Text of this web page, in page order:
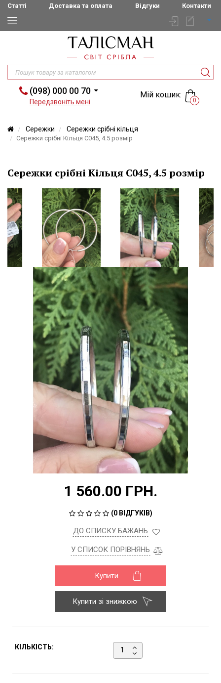
Статті Доставка та оплата Відгуки Контакти
(098) 000 00 70
Передзвоніть мені
Мій кошик:
0
Сережки Сережки срібні кільця
Сережки срібні Кільця С045, 4.5 розмір
Сережки срібні Кільця С045, 4.5 розмір
1 560.00 ГРН.
(0 ВІДГУКІВ)
ДО СПИСКУ БАЖАНЬ
У СПИСОК ПОРІВНЯНЬ
Купити
Купити зі знижкою
КІЛЬКІСТЬ: